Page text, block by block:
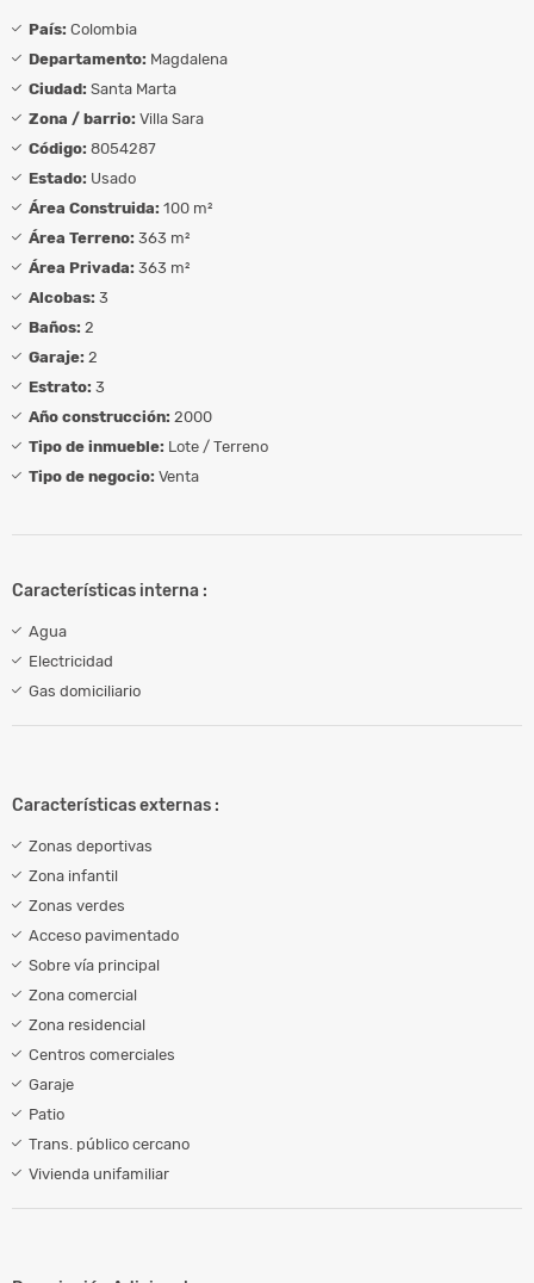
País: Colombia
Departamento: Magdalena
Ciudad: Santa Marta
Zona / barrio: Villa Sara
Código: 8054287
Estado: Usado
Área Construida: 100 m²
Área Terreno: 363 m²
Área Privada: 363 m²
Alcobas: 3
Baños: 2
Garaje: 2
Estrato: 3
Año construcción: 2000
Tipo de inmueble: Lote / Terreno
Tipo de negocio: Venta
Características interna :
Agua
Electricidad
Gas domiciliario
Características externas :
Zonas deportivas
Zona infantil
Zonas verdes
Acceso pavimentado
Sobre vía principal
Zona comercial
Zona residencial
Centros comerciales
Garaje
Patio
Trans. público cercano
Vivienda unifamiliar